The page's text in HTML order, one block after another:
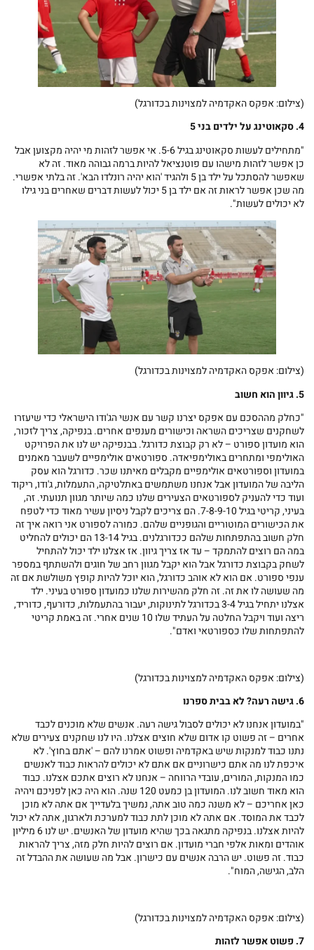
(צילום: אפקס האקדמיה למצוינות בכדורגל)
4. סקאוטינג על ילדים בני 5
"מתחילים לעשות סקאוטינג בגיל 5-6. אי אפשר לזהות מי יהיה מקצוען אבל
כן אפשר לזהות מישהו עם פוטנציאל להיות ברמה גבוהה מאוד. זה לא
שאפשר להסתכל על ילד בן 5 ולהגיד 'הוא יהיה רונלדו הבא'. זה בלתי אפשרי.
מה שכן אפשר לראות זה אם ילד בן 5 יכול לעשות דברים שאחרים בני גילו
לא יכולים לעשות".
(צילום: אפקס האקדמיה למצוינות בכדורגל)
5. גיוון הוא חשוב
"כחלק מההסכם עם אפקס יצרנו קשר עם אנשי הג'ודו הישראלי כדי שיעזרו
לשחקנים שצריכים השראה וכישורים מענפים אחרים. בנפיקה, צריך לזכור,
הוא מועדון ספורט – לא רק קבוצת כדורגל. בבנפיקה יש לנו את הפרויקט
האולימפי ומתחרים באולימפיאדה. ספורטאים אולימפיים לשעבר מאמנים
במועדון וספורטאים אולימפיים מקבלים מאיתנו שכר. כדורגל הוא עסק
הליבה של המועדון אבל אנחנו משתמשים באתלטיקה, התעמלות, ג'ודו, ריקוד
ועוד כדי להעניק לספורטאים הצעירים שלנו כמה שיותר מגוון תנועתי. זה,
בעיני, קריטי בגיל 7-8-9-10. הם צריכים לקבל ניסיון עשיר מאוד כדי לטפח
את הכישורים המוטוריים והגופניים שלהם. כמורה לספורט אני רואה איך זה
חלק חשוב בהתפתחות שלהם ככדורגלנים. בגיל 13-14 הם יכולים להחליט
במה הם רוצים להתמקד – עד אז צריך גיוון. אז אצלנו ילד יכול להתחיל
לשחק בקבוצת כדורגל אבל הוא יקבל מגוון רחב של חוגים ולהשתתף במספר
ענפי ספורט. אם הוא לא אוהב כדורגל, הוא יוכל להיות קופץ משולשת אם זה
מה שעושה לו את זה. זה חלק מהשירות שלנו כמועדון ספורט בעיני. ילד
אצלנו יתחיל בגיל 3-4 בכדורגל לתינוקות, יעבור בהתעמלות, כדורעף, כדוריד,
ריצה ועוד ויקבל החלטה על העתיד שלו 10 שנים אחרי. זה באמת קריטי
להתפתחות שלו כספורטאי ואדם".
(צילום: אפקס האקדמיה למצוינות בכדורגל)
6. גישה רעה? לא בבית ספרנו
"במועדון אנחנו לא יכולים לסבול גישה רעה. אנשים שלא מוכנים לכבד
אחרים – זה פשוט קו אדום שלא חוצים אצלנו. היו לנו שחקנים צעירים שלא
נתנו כבוד למנקות שיש באקדמיה ופשוט אמרנו להם – 'אתם בחוץ'. לא
איכפת לנו מה אתם כישרוניים אם אתם לא יכולים להראות כבוד לאנשים
כמו המנקות, המורים, עובדי הרווחה – אנחנו לא רוצים אתכם אצלנו. כבוד
הוא מאוד חשוב לנו. המועדון בן כמעט 120 שנה. הוא היה כאן לפניכם ויהיה
כאן אחריכם – לא משנה כמה טוב אתה, נמשיך בלעדייך אם אתה לא מוכן
לכבד את המוסד. אם אתה לא מוכן לתת כבוד למערכת ולארגון, אתה לא יכול
להיות אצלנו. בנפיקה מתגאה בכך שהיא מועדון של האנשים. יש לנו 6 מיליון
אוהדים ומאות אלפי חברי מועדון. אם רוצים להיות חלק מזה, צריך להראות
כבוד. זה פשוט. יש הרבה אנשים עם כישרון. אבל מה שעושה את ההבדל זה
הלב, הגישה, המוח".
(צילום: אפקס האקדמיה למצוינות בכדורגל)
7. פשוט אפשר לזהות